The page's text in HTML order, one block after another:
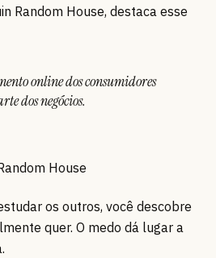
Random House, destaca esse
online dos consumidores
dos negócios.
House
os outros, você descobre
quer. O medo dá lugar a